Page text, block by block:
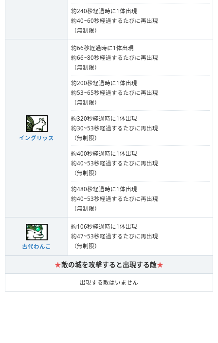
約240秒経過時に1体出現
約40~60秒経過するたびに再出現
（無制限）
イングリッス
約66秒経過時に1体出現
約66~80秒経過するたびに再出現
（無制限）
約200秒経過時に1体出現
約53~65秒経過するたびに再出現
（無制限）
約320秒経過時に1体出現
約30~53秒経過するたびに再出現
（無制限）
約400秒経過時に1体出現
約40~53秒経過するたびに再出現
（無制限）
約480秒経過時に1体出現
約40~53秒経過するたびに再出現
（無制限）
古代わんこ
約106秒経過時に1体出現
約47~53秒経過するたびに再出現
（無制限）
★敵の城を攻撃すると出現する敵★
出現する敵はいません